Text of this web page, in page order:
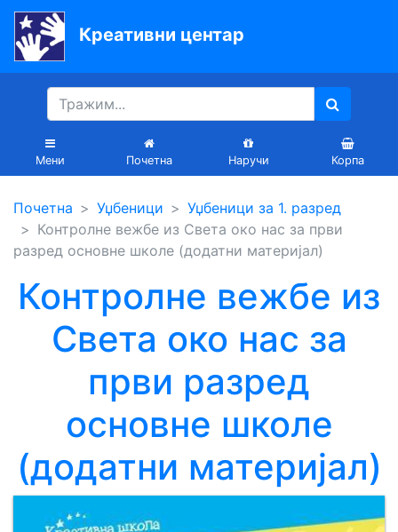
Креативни центар
Мени Почетна Наручи Корпа
Почетна
Књиге
Уџбеници
вртиће
Лектира
Акције
Блог
налог
Почетна Уџбеници
Уџбеници за 1. разред
Контролне вежбе из Света око нас за први
разред основне школе (додатни материјал)
Контролне вежбе из
Света око нас за
први разред
основне школе
(додатни материјал)